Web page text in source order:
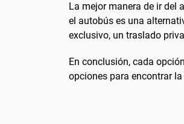
La mejor manera de ir del
el autobús es una
exclusivo, un traslado
En conclusión, cada
opciones para encontrar